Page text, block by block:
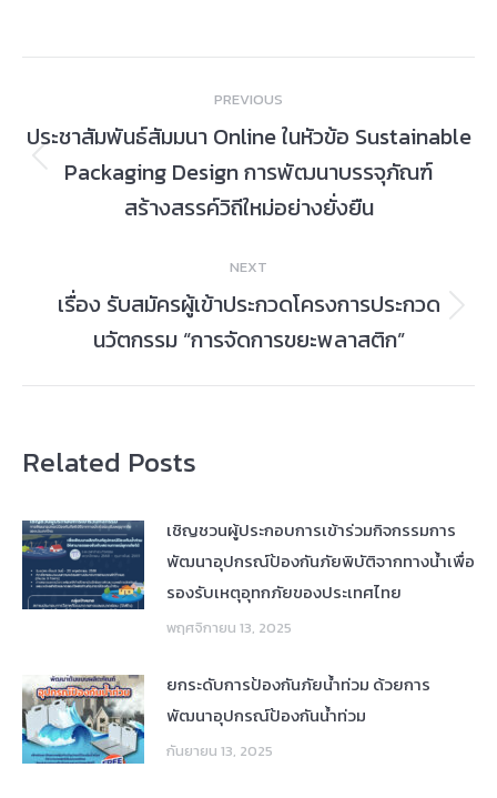
navigation
PREVIOUS
Previous
post:
ประชาสัมพันธ์สัมมนา Online ในหัวข้อ Sustainable
Packaging Design การพัฒนาบรรจุภัณฑ์
สร้างสรรค์วิถีใหม่อย่างยั่งยืน
NEXT
Next
post:
เรื่อง รับสมัครผู้เข้าประกวดโครงการประกวด
นวัตกรรม “การจัดการขยะพลาสติก”
Related Posts
เชิญชวนผู้ประกอบการเข้าร่วมกิจกรรมการ
พัฒนาอุปกรณ์ป้องกันภัยพิบัติจากทางน้ำเพื่อ
รองรับเหตุอุทกภัยของประเทศไทย
พฤศจิกายน 13, 2025
ยกระดับการป้องกันภัยน้ำท่วม ด้วยการ
พัฒนาอุปกรณ์ป้องกันน้ำท่วม
กันยายน 13, 2025